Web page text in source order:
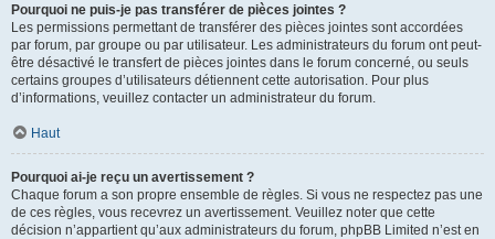
Pourquoi ne puis-je pas transférer de pièces jointes ?
Les permissions permettant de transférer des pièces jointes sont accordées
par forum, par groupe ou par utilisateur. Les administrateurs du forum ont peut-
être désactivé le transfert de pièces jointes dans le forum concerné, ou seuls
certains groupes d’utilisateurs détiennent cette autorisation. Pour plus
d’informations, veuillez contacter un administrateur du forum.
Haut
Pourquoi ai-je reçu un avertissement ?
Chaque forum a son propre ensemble de règles. Si vous ne respectez pas une
de ces règles, vous recevrez un avertissement. Veuillez noter que cette
décision n’appartient qu’aux administrateurs du forum, phpBB Limited n’est en